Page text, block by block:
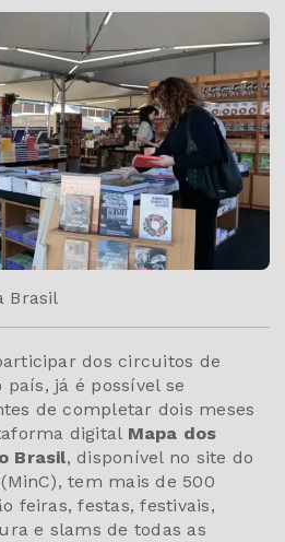
Brasil
dos circuitos de
já é possível se
de completar dois meses
digital Mapa dos
Brasil, disponível no site do
tem mais de 500
feiras, festas, festivais,
e slams de todas as